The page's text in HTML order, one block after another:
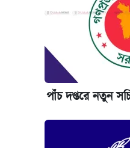
পাঁচ দপ্তরে নতুন